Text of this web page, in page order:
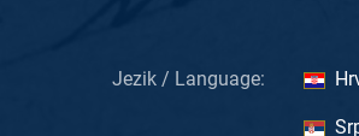
Jezik / Language: